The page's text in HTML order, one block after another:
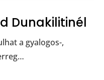
Dunakilitinél
a gyalogos-,